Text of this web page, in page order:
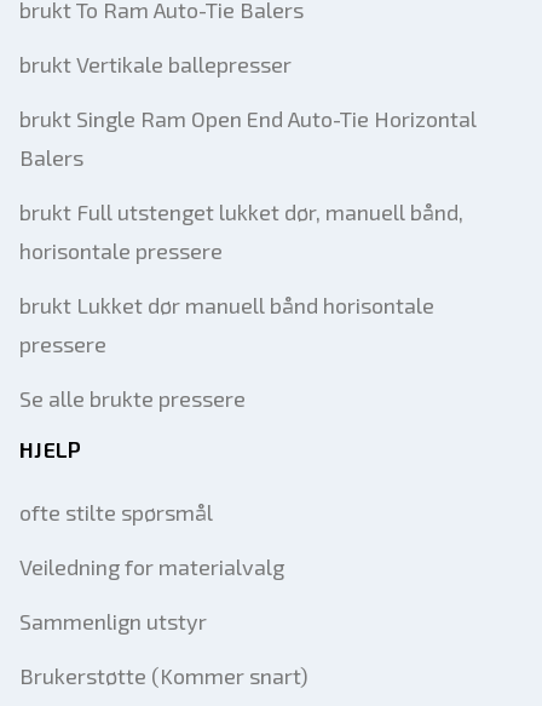
brukt To Ram Auto-Tie Balers
brukt Vertikale ballepresser
brukt Single Ram Open End Auto-Tie Horizontal
Balers
brukt Full utstenget lukket dør, manuell bånd,
horisontale pressere
brukt Lukket dør manuell bånd horisontale
pressere
Se alle brukte pressere
HJELP
ofte stilte spørsmål
Veiledning for materialvalg
Sammenlign utstyr
Brukerstøtte (Kommer snart)